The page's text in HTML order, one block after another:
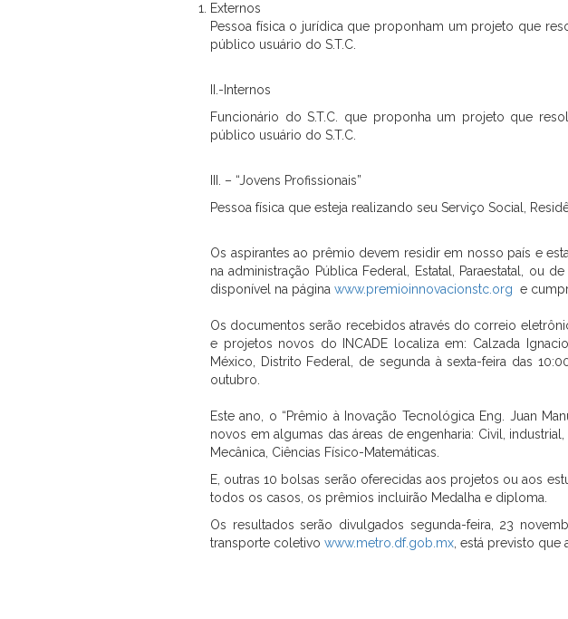
Externos
Pessoa física o jurídica que proponham um projeto que
público usuário do S.T.C.
II.-Internos
Funcionário do S.T.C. que proponha um projeto que
público usuário do S.T.C.
III. – “Jovens Profissionais”
Pessoa física que esteja realizando seu Serviço Social,
Os aspirantes ao prêmio devem residir em nosso país e
na administração Pública Federal, Estatal, Paraestatal, ou
disponível na página www.premioinnovacionstc.org e
Os documentos serão recebidos através do correio
e projetos novos do INCADE localiza em: Calzada
México, Distrito Federal, de segunda à sexta-feira das
outubro.
Este ano, o “Prêmio à Inovação Tecnológica Eng. Juan
novos em algumas das áreas de engenharia: Civil,
Mecânica, Ciências Físico-Matemáticas.
E, outras 10 bolsas serão oferecidas aos projetos ou aos
todos os casos, os prêmios incluirão Medalha e diploma.
Os resultados serão divulgados segunda-feira, 23
transporte coletivo www.metro.df.gob.mx , está previsto